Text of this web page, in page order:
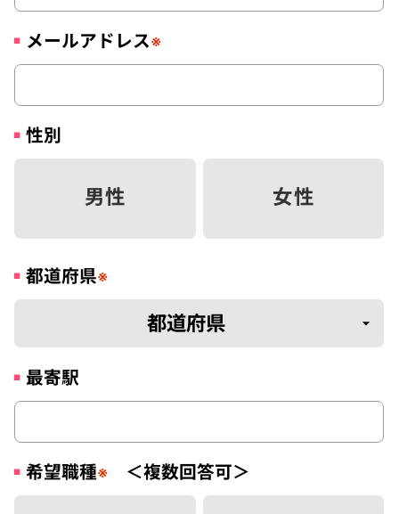
メールアドレス※
性別
男性 女性
都道府県※
最寄駅
希望職種※＜複数回答可＞